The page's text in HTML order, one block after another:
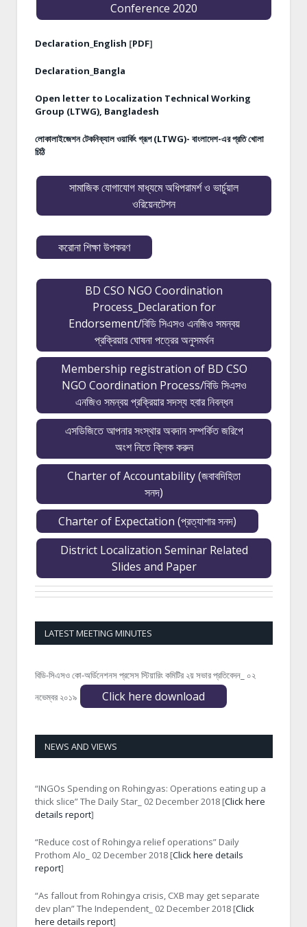
Conference 2020
Declaration_English [PDF]
Declaration_Bangla
Open letter to Localization Technical Working
Group (LTWG), Bangladesh
লোকালাইজেশন টেকনিক্যাল ওয়ার্কিং গ্রূপ (LTWG)- বাংলাদেশ-এর প্রতি খোলা
চিঠি
সামাজিক যোগাযোগ মাধ্যমে অধিপরামর্শ ও ভার্চুয়াল
ওরিয়েনটেশন
করোনা শিক্ষা উপকরণ
BD CSO NGO Coordination
Process_Declaration for
Endorsement/বিডি সিএসও এনজিও সমন্বয়
প্রক্রিয়ার ঘোষনা পত্রের অনুসমর্থন
Membership registration of BD CSO
NGO Coordination Process/বিডি সিএসও
এনজিও সমন্বয় প্রক্রিয়ার সদস্য হবার নিবন্ধন
এসডিজিতে আপনার সংস্থার অবদান সম্পর্কিত জরিপে
অংশ নিতে ক্লিক করুন
Charter of Accountability (জবাবদিহিতা
সনদ)
Charter of Expectation (প্রত্যাশার সনদ)
District Localization Seminar Related
Slides and Paper
LATEST MEETING MINUTES
বিডি-সিএসও কো-অর্ডিনেশনস প্রসেস স্টিয়ারিং কমিটির ২য় সভার প্রতিবেদন_ ০২
নভেম্বর ২০১৯
Click here download
NEWS AND VIEWS
“INGOs Spending on Rohingyas: Operations eating up a
thick slice” The Daily Star_ 02 December 2018 [Click here
details report]
“Reduce cost of Rohingya relief operations” Daily
Prothom Alo_ 02 December 2018 [Click here details
report]
“As fallout from Rohingya crisis, CXB may get separate
dev plan” The Independent_ 02 December 2018 [Click
here details report]